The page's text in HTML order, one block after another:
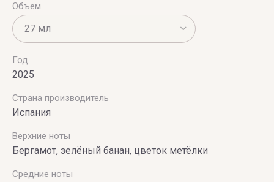
Объем
Год
2025
Страна производитель
Испания
Верхние ноты
Бергамот, зелёный банан, цветок метёлки
Средние ноты